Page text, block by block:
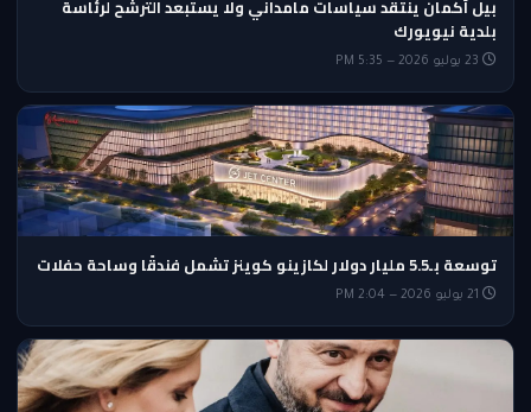
بيل أكمان ينتقد سياسات مامداني ولا يستبعد الترشح لرئاسة
بلدية نيويورك
توسعة بـ5.5 مليار دولار لكازينو كوينز تشمل فندقًا وساحة حفلات